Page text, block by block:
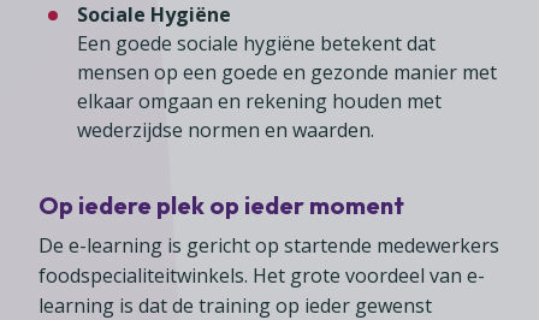
Sociale Hygiëne
Een goede sociale hygiëne betekent dat
mensen op een goede en gezonde manier met
elkaar omgaan en rekening houden met
wederzijdse normen en waarden.
Op iedere plek op ieder moment
De e-learning is gericht op startende medewerkers
foodspecialiteitwinkels. Het grote voordeel van e-
learning is dat de training op ieder gewenst